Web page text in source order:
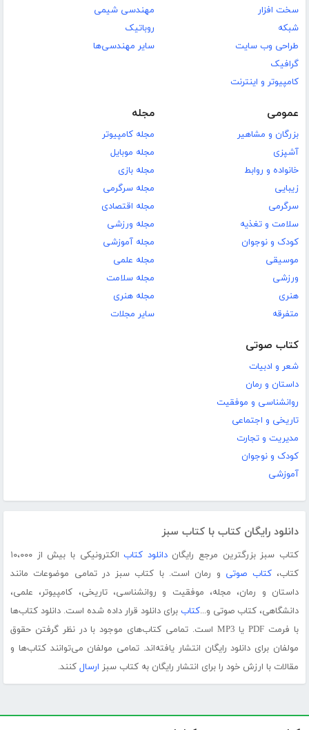
سخت افزار
شبکه
طراحی وب سایت
گرافیک
کامپیوتر و اینترنت
مهندسی شیمی
روباتیک
سایر مهندسی‌ها
عمومی
بزرگان و مشاهیر
آشپزی
خانواده و روابط
زیبایی
سرگرمی
سلامت و تغذیه
کودک و نوجوان
موسیقی
ورزشی
هنری
متفرقه
مجله
مجله کامپیوتر
مجله موبایل
مجله بازی
مجله سرگرمی
مجله اقتصادی
مجله ورزشی
مجله آموزشی
مجله علمی
مجله سلامت
مجله هنری
سایر مجلات
کتاب صوتی
شعر و ادبیات
داستان و رمان
روانشناسی و موفقیت
تاریخی و اجتماعی
مدیریت و تجارت
کودک و نوجوان
آموزشی
دانلود رایگان کتاب با کتاب سبز
کتاب سبز بزرگترین مرجع رایگاندانلود کتاب
الکترونیکی با بیش از ۱۰،۰۰۰
کتاب،کتاب صوتی و رمان است. با کتاب سبز در تمامی موضوعات مانند
داستان و رمان، مجله، موفقیت و روانشناسی، تاریخی، کامپیوتر، علمی،
دانشگاهی، کتاب صوتی و...کتاب برای دانلود قرار داده شده است. دانلود کتاب‌ها
با فرمت PDF یا MP3 است. تمامی کتاب‌های موجود با در نظر گرفتن حقوق
مولفان برای دانلود رایگان انتشار یافته‌اند. تمامی مولفان می‌توانند کتاب‌ها و
مقالات با ارزش خود را برای انتشار رایگان به کتاب سبز ارسال کنند.